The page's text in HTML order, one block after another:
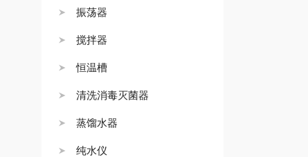
振荡器
搅拌器
恒温槽
清洗消毒灭菌器
蒸馏水器
纯水仪